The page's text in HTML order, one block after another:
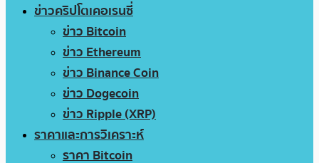
ข่าวคริปโตเคอเรนซี่
ข่าว Bitcoin
ข่าว Ethereum
ข่าว Binance Coin
ข่าว Dogecoin
ข่าว Ripple (XRP)
ราคาและการวิเคราะห์
ราคา Bitcoin